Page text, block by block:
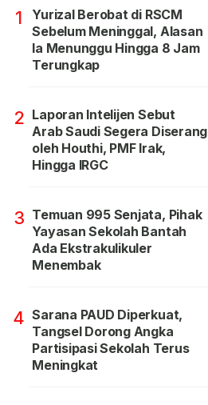
1
Yurizal Berobat di RSCM
Sebelum Meninggal, Alasan
Ia Menunggu Hingga 8 Jam
Terungkap
2 Laporan Intelijen Sebut
Arab Saudi Segera Diserang
oleh Houthi, PMF Irak,
Hingga IRGC
3 Temuan 995 Senjata, Pihak
Yayasan Sekolah Bantah
Ada Ekstrakulikuler
Menembak
4 Sarana PAUD Diperkuat,
Tangsel Dorong Angka
Partisipasi Sekolah Terus
Meningkat